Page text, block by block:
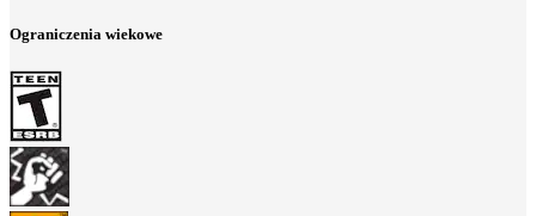
Ograniczenia wiekowe